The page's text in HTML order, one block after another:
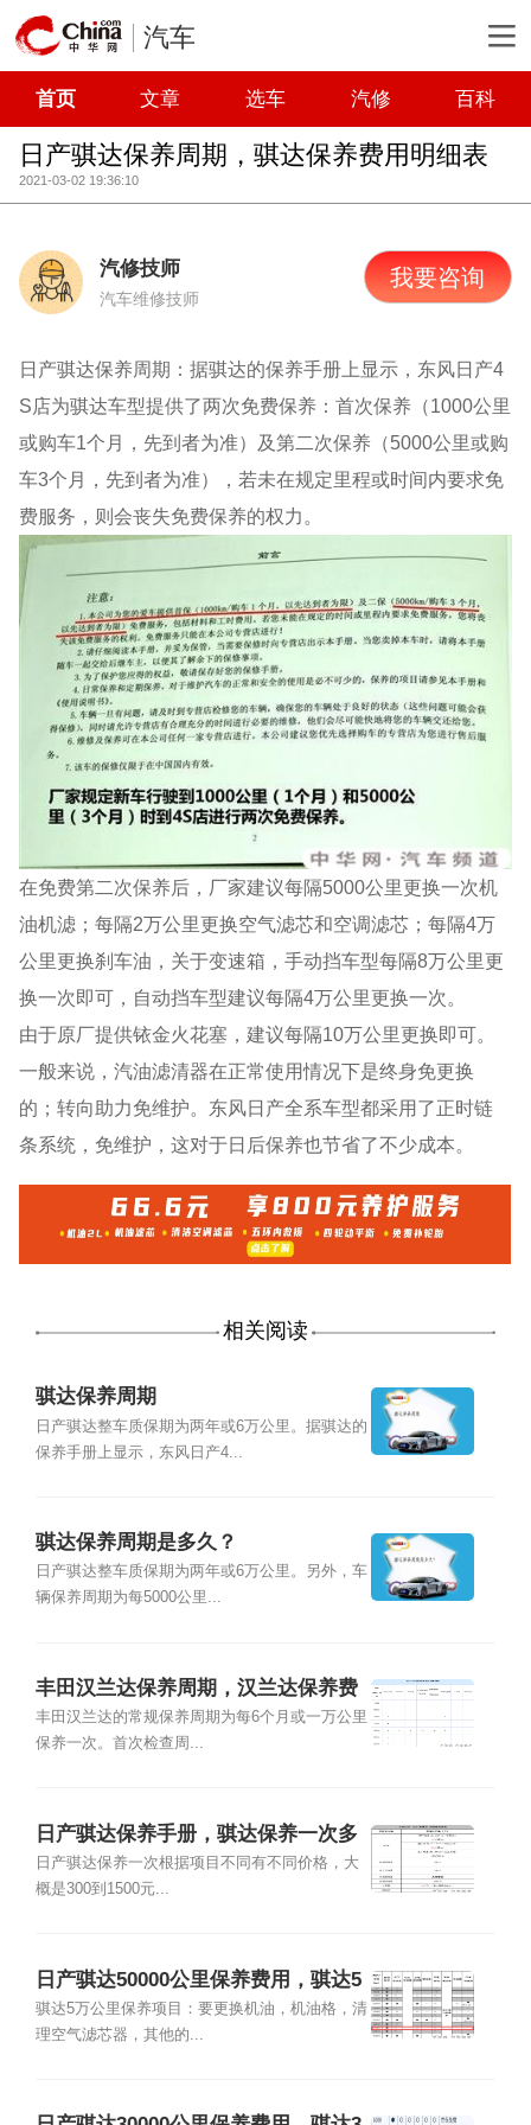
汽车
首页 文章 选车 汽修 百科
日产骐达保养周期，骐达保养费用明细表
2021-03-02 19:36:10
汽修技师
汽车维修技师
我要咨询
日产骐达保养周期：据骐达的保养手册上显示，东风日产4
S店为骐达车型提供了两次免费保养：首次保养（1000公里
或购车1个月，先到者为准）及第二次保养（5000公里或购
车3个月，先到者为准），若未在规定里程或时间内要求免
费服务，则会丧失免费保养的权力。
在免费第二次保养后，厂家建议每隔5000公里更换一次机
油机滤；每隔2万公里更换空气滤芯和空调滤芯；每隔4万
公里更换刹车油，关于变速箱，手动挡车型每隔8万公里更
换一次即可，自动挡车型建议每隔4万公里更换一次。
由于原厂提供铱金火花塞，建议每隔10万公里更换即可。
一般来说，汽油滤清器在正常使用情况下是终身免更换
的；转向助力免维护。东风日产全系车型都采用了正时链
条系统，免维护，这对于日后保养也节省了不少成本。
相关阅读
骐达保养周期
日产骐达整车质保期为两年或6万公里。据骐达的
保养手册上显示，东风日产4...
骐达保养周期是多久？
日产骐达整车质保期为两年或6万公里。另外，车
辆保养周期为每5000公里...
丰田汉兰达保养周期，汉兰达保养费
用明细表
丰田汉兰达的常规保养周期为每6个月或一万公里
保养一次。首次检查周...
日产骐达保养手册，骐达保养一次多
少钱
日产骐达保养一次根据项目不同有不同价格，大
概是300到1500元...
日产骐达50000公里保养费用，骐达5
万公里保养项目
骐达5万公里保养项目：要更换机油，机油格，清
理空气滤芯器，其他的...